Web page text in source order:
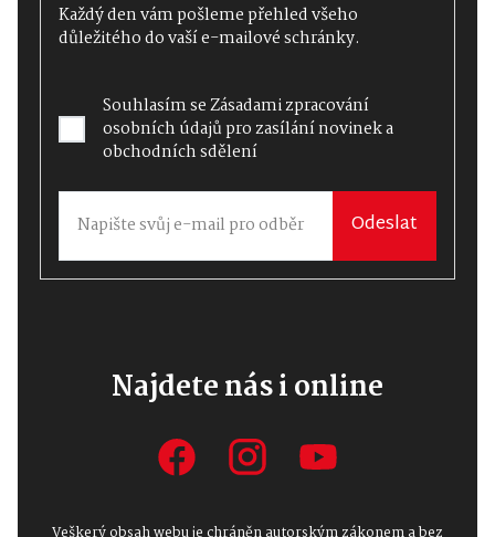
Každý den vám pošleme přehled všeho
důležitého do vaší e-mailové schránky.
Souhlasím seZásadami zpracování
osobních údajůpro zasílání novinek a
obchodních sdělení
Odeslat
Najdete nás i online